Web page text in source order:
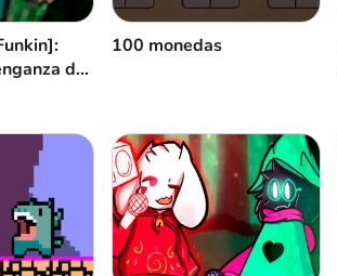
de
100 monedas